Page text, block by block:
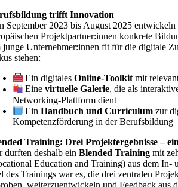
trifft Innovation
September 2023 bis August 2025
Projektpartner:innen konkrete
junge Unternehmer:innen fit für die digitale
stehen:
Ein digitalesOnline-Toolkitmit
Einevirtuelle Galerie, die als
Networking-Plattform dient
EinHandbuch und Curriculum zur
Kompetenzförderung in der Berufsbildung
Training: Drei Projektergebnisse –
durften deshalb einBlended Training mit
Education and Training) aus dem In-
des Trainings war es, die drei zentralen